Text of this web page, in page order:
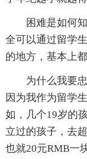
困难是如何
全可以通过留学
的地方，基本上
为什么我要
因为我作为留学
如，几个19岁的
立过的孩子，去
也就20元RMB一